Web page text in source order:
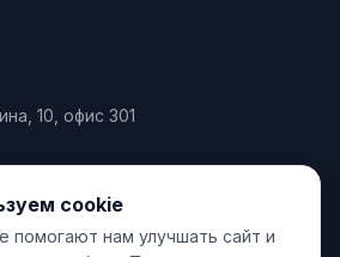
10, офис 301
10:00–18:00
cookie
помогают нам улучшать сайт и